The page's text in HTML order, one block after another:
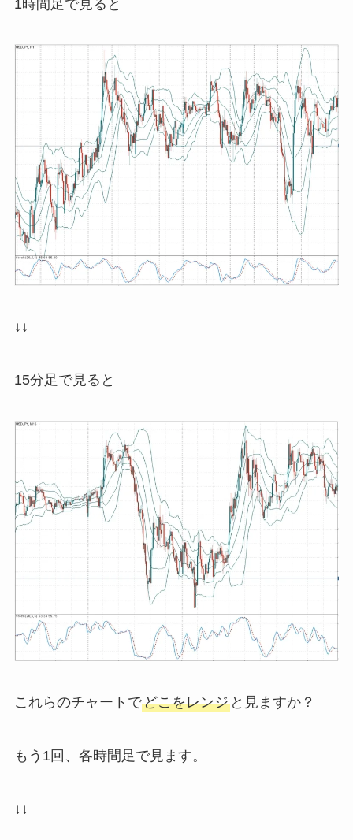
1時間足で見ると
↓↓
15分足で見ると
これらのチャートでどこをレンジと見ますか？
もう1回、各時間足で見ます。
↓↓